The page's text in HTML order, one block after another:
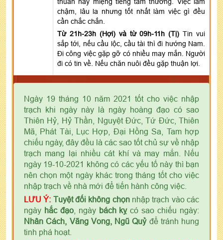
chậm, lâu la nhưng tốt nhất làm việc gì đều
cần chắc chắn.
Từ 21h-23h (Hợi) và từ 09h-11h (Tị) Tin vui
sắp tới, nếu cầu lộc, cầu tài thì đi hướng Nam.
Đi công việc gặp gỡ có nhiều may mắn. Người
đi có tin về. Nếu chăn nuôi đều gặp thuận lợi.
Ngày 19 tháng 10 năm 2021 tốt cho việc nhập
trạch khi ngày này là ngày hoàng đạo có sao
Thiên Hỷ, Hỷ Thần, Nguyệt Đức, Tứ Đức, Thiên
Mã, Phát Tài, Lục Hợp, Đại Hồng Sa, Tam hợp
chiếu ngày, đây đều là các sao tốt chủ sự về nhập
trạch mang lại nhiều cát khí và may mắn. Nếu
ngày 19-10-2021 không có các yếu tố này thì bạn
nên chọn một ngày khác trong tháng tốt cho việc
nhập trạch về nhà mới để tiến hành công việc.
LƯU Ý: Tuyệt đối không chọnnhập trạch vào các
ngày hắc đạo, ngày bách kỵcó sao chiếu ngày:
Nhân Cách, Vãng Vong, Ngũ Quỷđể tránh hung
tinh phá hoạt.